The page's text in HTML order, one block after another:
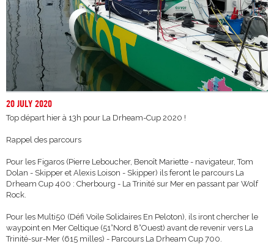
20 JULY 2020
Top départ hier à 13h pour La Drheam-Cup 2020 !
Rappel des parcours
Pour les Figaros (Pierre Leboucher, Benoît Mariette - navigateur, Tom
Dolan - Skipper et Alexis Loison - Skipper) ils feront le parcours La
Drheam Cup 400 : Cherbourg - La Trinité sur Mer en passant par Wolf
Rock.
Pour les Multi50 (Défi Voile Solidaires En Peloton), ils iront chercher le
waypoint en Mer Celtique (51°Nord 8°Ouest) avant de revenir vers La
Trinité-sur-Mer (615 milles) - Parcours La Drheam Cup 700.